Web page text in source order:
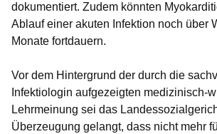
dokumentiert. Zudem könnten
Ablauf einer akuten Infektion noch über
Monate fortdauern.
Vor dem Hintergrund der durch die
Infektiologin aufgezeigten medizinisch-
Lehrmeinung sei das
Überzeugung gelangt, dass nicht mehr